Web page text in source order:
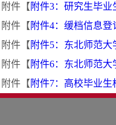
附件【 附件3：研究生毕业
附件【 附件4：缓档信息登
附件【 附件5：东北师范
附件【 附件6：东北师范
附件【 附件7：高校毕业